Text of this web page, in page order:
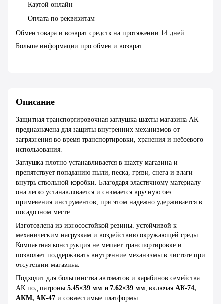
Картой онлайн
Оплата по реквизитам
Обмен товара и возврат средств на протяжении 14 дней.
Больше информации про обмен и возврат.
Описание
Защитная транспортировочная заглушка шахты магазина АК
предназначена для защиты внутренних механизмов от
загрязнения во время транспортировки, хранения и небоевого
использования.
Заглушка плотно устанавливается в шахту магазина и
препятствует попаданию пыли, песка, грязи, снега и влаги
внутрь ствольной коробки. Благодаря эластичному материалу
она легко устанавливается и снимается вручную без
применения инструментов, при этом надежно удерживается в
посадочном месте.
Изготовлена из износостойкой резины, устойчивой к
механическим нагрузкам и воздействию окружающей среды.
Компактная конструкция не мешает транспортировке и
позволяет поддерживать внутренние механизмы в чистоте при
отсутствии магазина.
Подходит для большинства автоматов и карабинов семейства
АК под патроны 5.45×39 мм и 7.62×39 мм , включая АК-74,
АКМ, АК-47 и совместимые платформы.